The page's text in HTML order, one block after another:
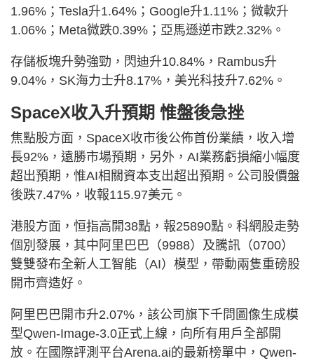
1.96%；Tesla升1.64%；Google升1.11%；微軟升
1.06%；Meta微跌0.39%；亞馬遜逆市跌2.32%。
存儲板塊升勢強勁，閃迪升10.84%，Rambus升
9.04%，SK海力士升8.17%，美光科技升7.62%。
SpaceX收入升預期 惟盤後急挫
焦點股方面，SpaceX收市後公佈首份業績，收入增
長92%，遠勝市場預期，另外，AI業務虧損縮小幅度
超出預期，惟AI相關資本支出超出預期。公司股價盤
後跌7.47%，收報115.97美元。
港股方面，恒指高開38點，報25890點。科網股走勢
個別發展，其中阿里巴巴（9988）及騰訊（0700）
雙雙發布全新人工智能（AI）模型，帶動兩隻重磅股
開市齊造好。
阿里巴巴開市升2.07%，該公司旗下千問圖像生成模
型Qwen-Image-3.0正式上線，向所有用戶全部開
放。在國際評測平台Arena.ai的最新榜單中，Qwen-